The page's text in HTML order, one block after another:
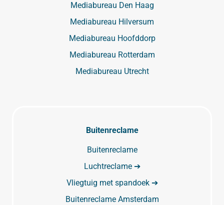
Mediabureau Den Haag
Mediabureau Hilversum
Mediabureau Hoofddorp
Mediabureau Rotterdam
Mediabureau Utrecht
Buitenreclame
Buitenreclame
Luchtreclame ➔
Vliegtuig met spandoek ➔
Buitenreclame Amsterdam